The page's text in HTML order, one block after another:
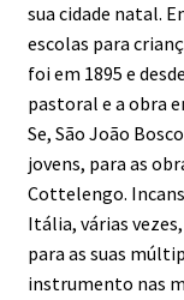
sua cidade natal.
escolas para
foi em 1895 e
pastoral e a obra
Se, São João
jovens, para as
Cottelengo.
Itália, várias
para as suas
instrumento nas